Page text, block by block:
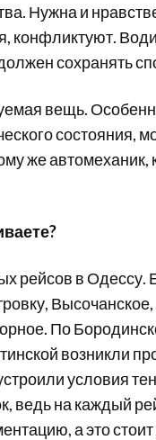
Нужна и
конфликтуют.
сохранять
вещь.
состояния,
же
рейсов в Одессу.
По
возникли
условия
ведь на каждый
а это